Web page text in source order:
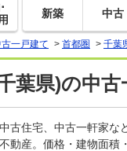
新築 中古
一戸建て > 首都圏 > 千葉
葉県)の中
古住宅、中古一軒家な
動産。価格・建物面積